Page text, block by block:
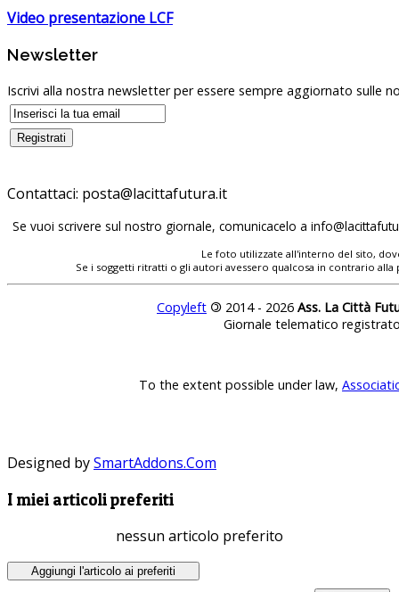
Video presentazione LCF
Newsletter
Iscrivi alla nostra newsletter per essere sempre aggiornato sulle
Contattaci: posta@lacittafutura.it
Se vuoi scrivere sul nostro giornale, comunicacelo a
Le foto utilizzate all'interno del sito,
Se i soggetti ritratti o gli autori avessero qualcosa in contrario
Copyleft © 2014 - 2026 Ass. La Città
Giornale telematico
To the extent possible under law,
Designed bySmartAddons.Com
I miei articoli preferiti
nessun articolo preferito